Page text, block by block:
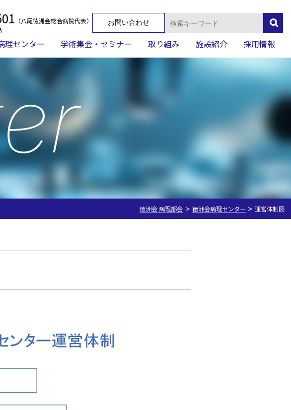
（八尾徳洲会総合病院代表）
お問い合わせ
検
索:
理センター 学術集会・セミナー 取り組み 施設紹介 採用情報
徳洲会 病理部会 > 徳洲会病理センター > 運営体制図